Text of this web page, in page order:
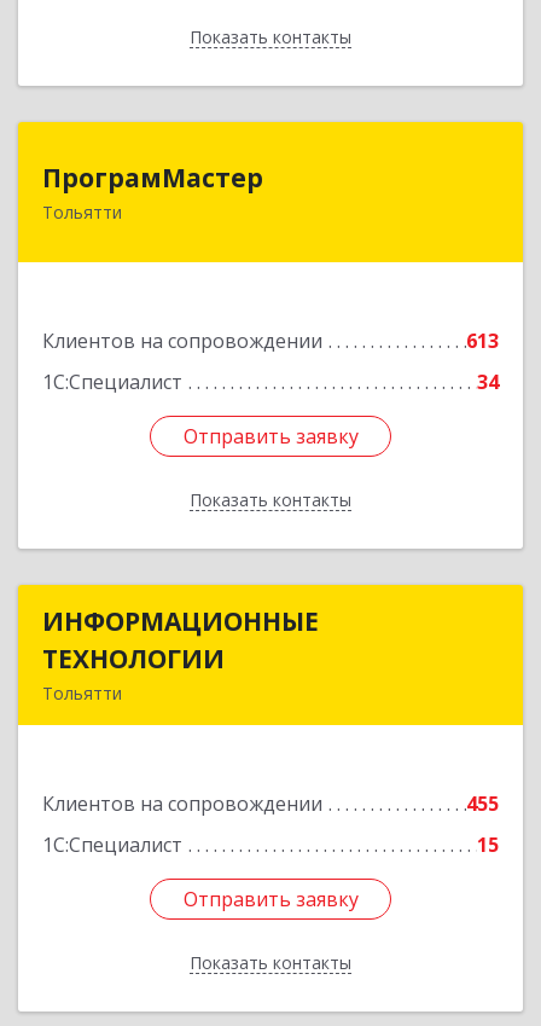
Показать контакты
Назад
ПрограмМастер
Тольятти
Клиентов на сопровождении
613
1С:Специалист
34
Отправить заявку
Показать контакты
Отправить заявку
Назад
ИНФОРМАЦИОННЫЕ
ТЕХНОЛОГИИ
Тольятти
Клиентов на сопровождении
455
1С:Специалист
15
Отправить заявку
Показать контакты
ИНФОРМАЦИОННЫЕ
Подробнее
Отправить заявку
Назад